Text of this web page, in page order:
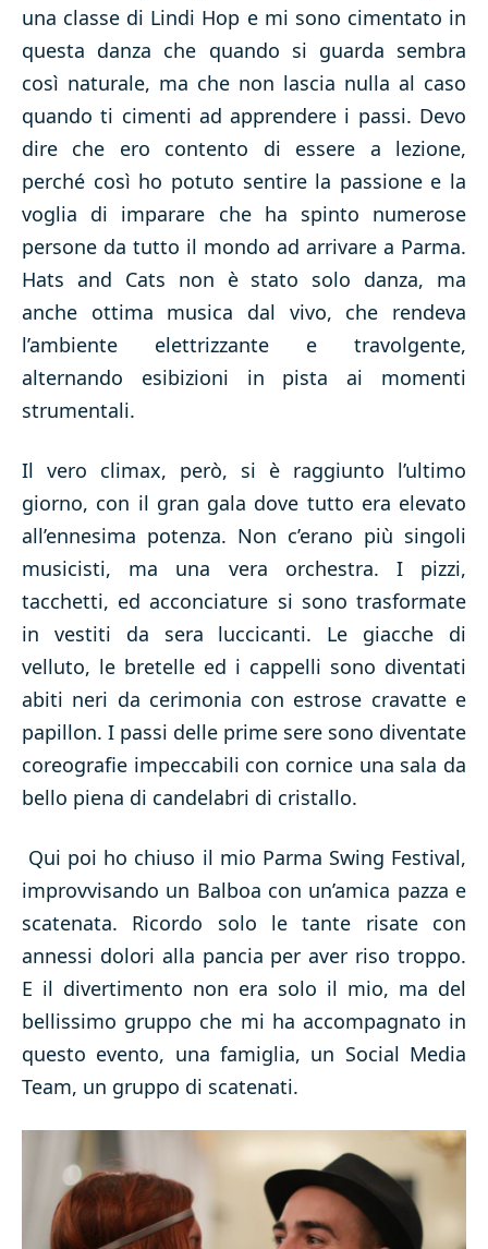
una classe di Lindi Hop e mi sono cimentato in
questa danza che quando si guarda sembra
così naturale, ma che non lascia nulla al caso
quando ti cimenti ad apprendere i passi. Devo
dire che ero contento di essere a lezione,
perché così ho potuto sentire la passione e la
voglia di imparare che ha spinto numerose
persone da tutto il mondo ad arrivare a Parma.
Hats and Cats non è stato solo danza, ma
anche ottima musica dal vivo, che rendeva
l’ambiente elettrizzante e travolgente,
alternando esibizioni in pista ai momenti
strumentali.
Il vero climax, però, si è raggiunto l’ultimo
giorno, con il gran gala dove tutto era elevato
all’ennesima potenza. Non c’erano più singoli
musicisti, ma una vera orchestra. I pizzi,
tacchetti, ed acconciature si sono trasformate
in vestiti da sera luccicanti. Le giacche di
velluto, le bretelle ed i cappelli sono diventati
abiti neri da cerimonia con estrose cravatte e
papillon. I passi delle prime sere sono diventate
coreografie impeccabili con cornice una sala da
bello piena di candelabri di cristallo.
Qui poi ho chiuso il mio Parma Swing Festival,
improvvisando un Balboa con un’amica pazza e
scatenata. Ricordo solo le tante risate con
annessi dolori alla pancia per aver riso troppo.
E il divertimento non era solo il mio, ma del
bellissimo gruppo che mi ha accompagnato in
questo evento, una famiglia, un Social Media
Team, un gruppo di scatenati.